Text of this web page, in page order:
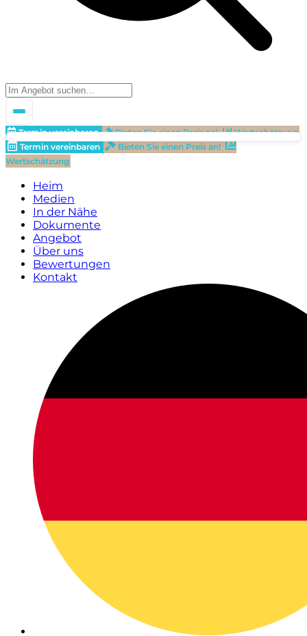
Termin vereinbaren Bieten Sie einen Preis an!
Wertschätzung
Termin vereinbaren
Bieten Sie einen Preis an!
Wertschätzung
Heim
Medien
In der Nähe
Dokumente
Angebot
Über uns
Bewertungen
Kontakt